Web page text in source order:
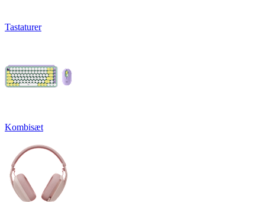
Tastaturer
Kombisæt